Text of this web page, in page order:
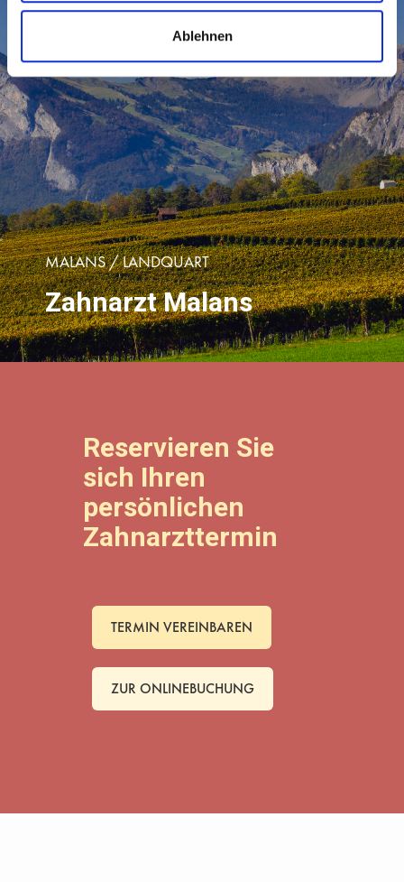
Ablehnen
MALANS / LANDQUART
Zahnarzt Malans
Reservieren Sie
sich Ihren
persönlichen
Zahnarzttermin
TERMIN VEREINBAREN
ZUR ONLINEBUCHUNG